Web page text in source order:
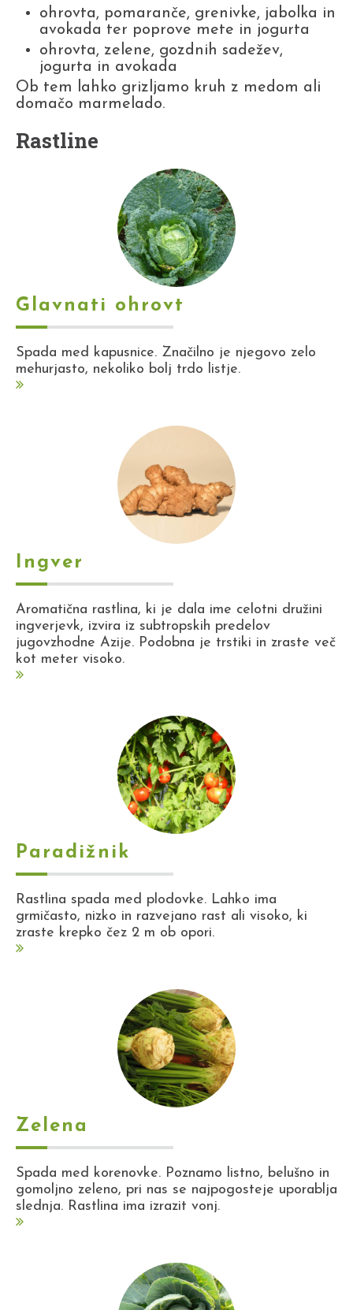
ohrovta, pomaranče, grenivke, jabolka in
avokada ter poprove mete in jogurta
ohrovta, zelene, gozdnih sadežev,
jogurta in avokada
Ob tem lahko grizljamo kruh z medom ali
domačo marmelado.
Rastline
Glavnati ohrovt
Spada med kapusnice. Značilno je njegovo zelo
mehurjasto, nekoliko bolj trdo listje.
Ingver
Aromatična rastlina, ki je dala ime celotni družini
ingverjevk, izvira iz subtropskih predelov
jugovzhodne Azije. Podobna je trstiki in zraste več
kot meter visoko.
Paradižnik
Rastlina spada med plodovke. Lahko ima
grmičasto, nizko in razvejano rast ali visoko, ki
zraste krepko čez 2 m ob opori.
Zelena
Spada med korenovke. Poznamo listno, belušno in
gomoljno zeleno, pri nas se najpogosteje uporablja
slednja. Rastlina ima izrazit vonj.